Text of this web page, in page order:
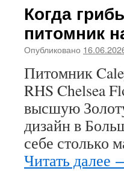
Когда
питомник
Опубликовано
Питомник
RHS Chelsea
высшую
дизайн в
себе столько
Читать далее